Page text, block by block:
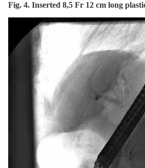
Fig. 4. Inserted 8,5 Fr 12 cm long